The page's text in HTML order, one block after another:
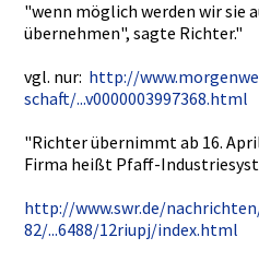
"wenn möglich werden wir sie
übernehmen­", sagte Richter."
vgl. nur: http://
schaft/...­v000000399­7368.html
"Richter übernimmt ab 16.
Firma heißt Pfaff-
http://www­.swr.de/
82/...6488­/12riupj/i­ndex.html